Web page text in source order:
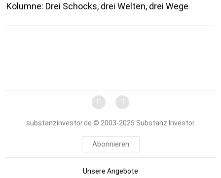
Kolumne: Drei Schocks, drei Welten, drei Wege
substanzinvestor.de © 2003-2025 Substanz Investor
Abonnieren
Unsere Angebote